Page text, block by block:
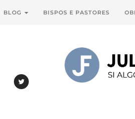
BLOG BISPOS E PASTORES